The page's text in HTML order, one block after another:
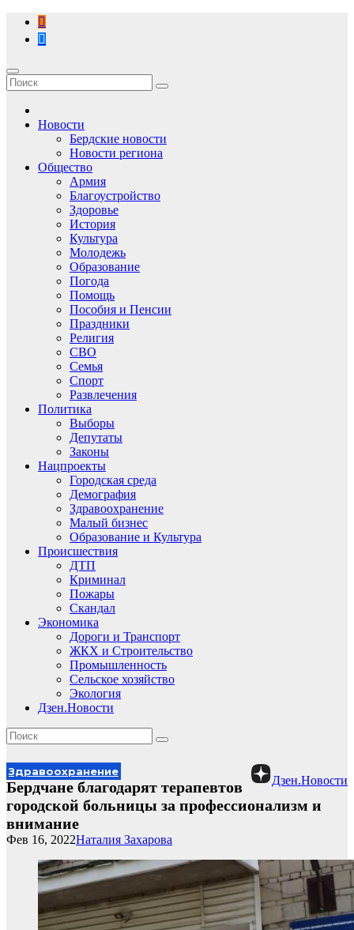
Перейти
содержимому
Новости
Бердские новости
Новости региона
Общество
Армия
Благоустройство
Здоровье
История
Культура
Молодежь
Образование
Погода
Помощь
Пособия и Пенсии
Праздники
Религия
СВО
Семья
Спорт
Развлечения
Политика
Выборы
Депутаты
Законы
Нацпроекты
Городская среда
Демография
Здравоохранение
Малый бизнес
Образование и Культура
Происшествия
ДТП
Криминал
Пожары
Скандал
Экономика
Дороги и Транспорт
ЖКХ и Строительство
Промышленность
Сельское хозяйство
Экология
Дзен.Новости
Дзен.Новости
Здравоохранение
Бердчане благодарят терапевтов
городской больницы за профессионализм и
внимание
Наталия Захарова
Фев 16, 2022